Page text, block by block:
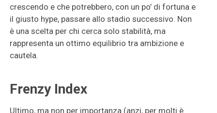
crescendo e che potrebbero, con un po’ di fortuna e
il giusto hype, passare allo stadio successivo. Non
è una scelta per chi cerca solo stabilità, ma
rappresenta un ottimo equilibrio tra ambizione e
cautela.
Frenzy Index
Ultimo, ma non per importanza (anzi, per molti è